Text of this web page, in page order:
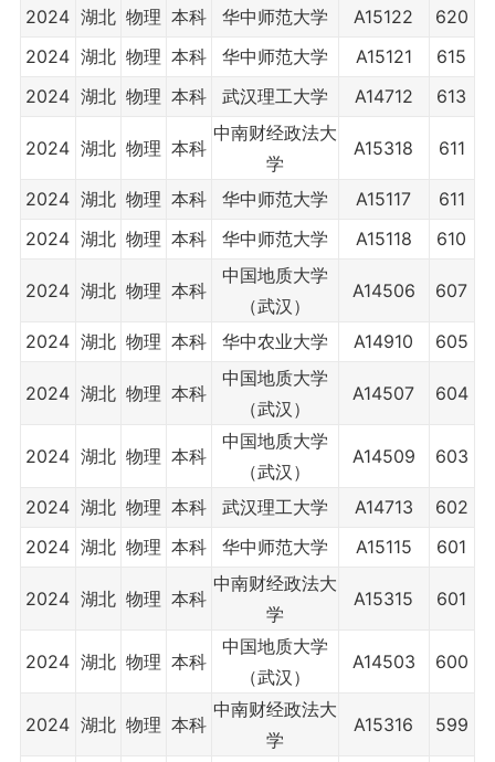
2024 湖北 物理 本科 华中师范大学 A15122
620
2024 湖北 物理 本科 华中师范大学 A15121
615
2024 湖北 物理 本科 武汉理工大学 A14712 613
2024 湖北 物理 本科
中南财经政法大
学
A15318 611
2024 湖北 物理 本科 华中师范大学 A15117
611
2024 湖北 物理 本科 华中师范大学 A15118 610
2024 湖北 物理 本科
中国地质大学
（武汉）
A14506 607
2024 湖北 物理 本科 华中农业大学 A14910 605
2024 湖北 物理 本科
中国地质大学
（武汉）
A14507 604
2024 湖北 物理 本科
中国地质大学
（武汉）
A14509 603
2024 湖北 物理 本科 武汉理工大学 A14713
602
2024 湖北 物理 本科 华中师范大学 A15115 601
2024 湖北 物理 本科
中南财经政法大
学
A15315 601
2024 湖北 物理 本科
中国地质大学
（武汉）
A14503 600
2024 湖北 物理 本科
中南财经政法大
学
A15316 599